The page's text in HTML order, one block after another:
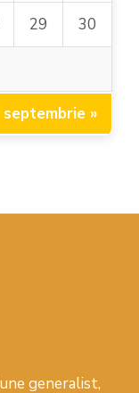
29 30
septembrie »
generalist,